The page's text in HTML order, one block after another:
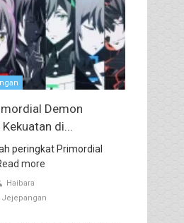
Demon
di...
peringkat Primordial
more
Haibara
Jejepangan